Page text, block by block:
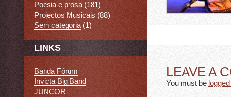
LEAVE A
You must be logged
Poesia e prosa (181)
Projectos Musicais (88)
Sem categoria (1)
LINKS
Banda Fórum
Invicta Big Band
JUNCOR